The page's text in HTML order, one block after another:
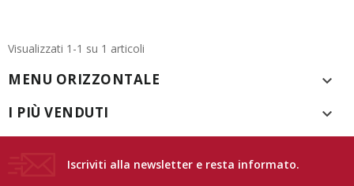
Visualizzati 1-1 su 1 articoli
MENU ORIZZONTALE 
I PIÙ VENDUTI 
Iscriviti alla newsletter e resta informato.